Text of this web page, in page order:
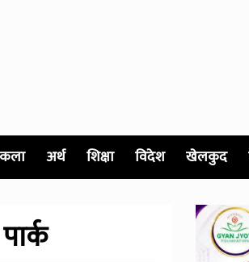
कला अर्थ शिक्षा विदेश खेलकुद